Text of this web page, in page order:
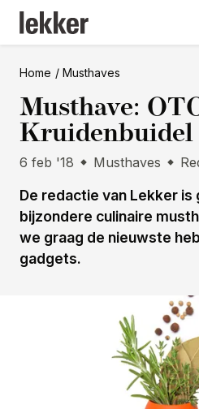
Home Musthaves
Musthave:
Kruidenbuidel
6 feb '18 Musthaves
De redactie van Lekker is
bijzondere culinaire
we graag de nieuwste
gadgets.